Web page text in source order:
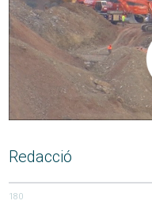
Redacció
180